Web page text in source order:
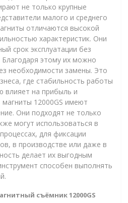
не только крупные
малого и среднего
отличаются высокой
характеристик. Они
срок эксплуатации без
этому их можно
необходимости замены. Это
где стабильность работы
влияет на прибыль и
12000GS имеют
Они подходят не только
могут использоваться в
для фиксации
в производстве или даже в
делает их выгодным
способен выполнять
съёмник 12000GS